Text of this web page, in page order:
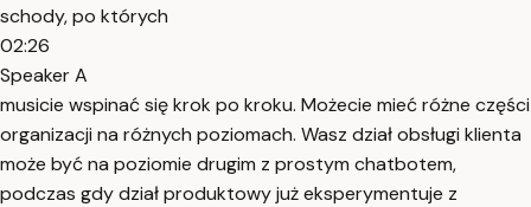
schody, po których
02:26
Speaker A
musicie wspinać się krok po kroku. Możecie mieć różne części
organizacji na różnych poziomach. Wasz dział obsługi klienta
może być na poziomie drugim z prostym chatbotem,
podczas gdy dział produktowy już eksperymentuje z